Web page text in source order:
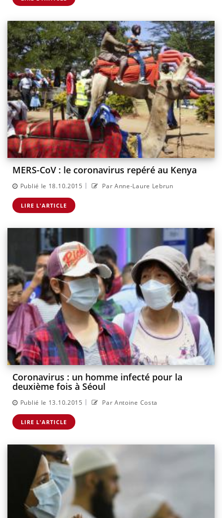
MERS-CoV : le coronavirus repéré au Kenya
Publié le 18.10.2015 | Par Anne-Laure Lebrun
LIRE L'ARTICLE
Coronavirus : un homme infecté pour la
deuxième fois à Séoul
Publié le 13.10.2015 | Par Antoine Costa
LIRE L'ARTICLE